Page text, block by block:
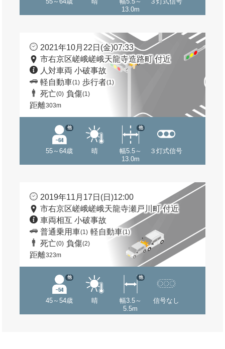
13.0m
2021年10月22日(金)07:33
市右京区嵯峨嵯峨天龍寺造路町 付近
人対車両 小破事故
軽自動車(1) 歩行者(1)
死亡(0) 負傷(1)
距離303m
55～64歳
他
晴
幅5.5～
13.0m
他
３灯式信号
2019年11月17日(日)12:00
市右京区嵯峨嵯峨天龍寺瀬戸川町 付近
車両相互 小破事故
普通乗用車(1) 軽自動車(1)
死亡(0) 負傷(2)
距離323m
45～54歳
他
晴
幅3.5～
5.5m
他
信号なし